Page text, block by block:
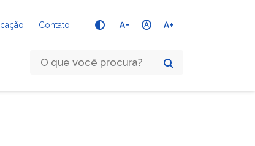
Contato text_decrease hdr_auto text_increase